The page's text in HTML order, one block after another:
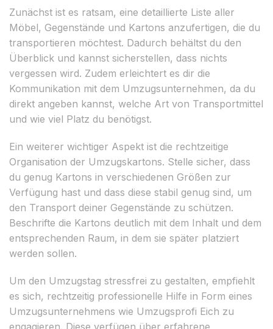
Zunächst ist es ratsam, eine detaillierte Liste aller
Möbel, Gegenstände und Kartons anzufertigen, die du
transportieren möchtest. Dadurch behältst du den
Überblick und kannst sicherstellen, dass nichts
vergessen wird. Zudem erleichtert es dir die
Kommunikation mit dem Umzugsunternehmen, da du
direkt angeben kannst, welche Art von Transportmittel
und wie viel Platz du benötigst.
Ein weiterer wichtiger Aspekt ist die rechtzeitige
Organisation der Umzugskartons. Stelle sicher, dass
du genug Kartons in verschiedenen Größen zur
Verfügung hast und dass diese stabil genug sind, um
den Transport deiner Gegenstände zu schützen.
Beschrifte die Kartons deutlich mit dem Inhalt und dem
entsprechenden Raum, in dem sie später platziert
werden sollen.
Um den Umzugstag stressfrei zu gestalten, empfiehlt
es sich, rechtzeitig professionelle Hilfe in Form eines
Umzugsunternehmens wie Umzugsprofi Eich zu
engagieren. Diese verfügen über erfahrene